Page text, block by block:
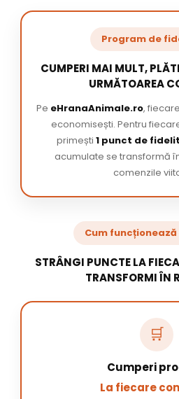
Program de
CUMPERI MAI MULT,
URMĂTOAREA
Pe eHranaAnimale.ro,
economisești. Pentru
primești 1 punct de
acumulate se transformă
comenzile
Cum
STRÂNGI PUNCTE LA
TRANSFORMI ÎN
🛒
Cumperi
La fiecare